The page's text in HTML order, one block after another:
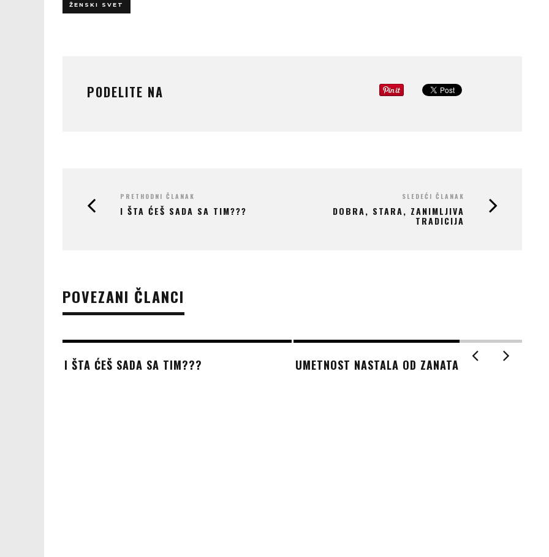
ŽENSKI SVET
PODELITE NA
PRETHODNI ČLANAK
I ŠTA ĆEŠ SADA SA TIM???
SLEDEĆI ČLANAK
DOBRA, STARA, ZANIMLJIVA
TRADICIJA
POVEZANI ČLANCI
I ŠTA ĆEŠ SADA SA TIM??? UMETNOST NASTALA OD ZANATA